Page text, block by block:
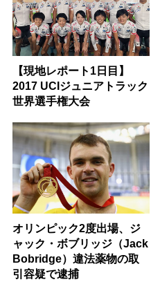
【現地レポート1日目】
2017 UCIジュニアトラック
世界選手権大会
オリンピック2度出場、ジ
ャック・ボブリッジ（Jack
Bobridge）違法薬物の取
引容疑で逮捕